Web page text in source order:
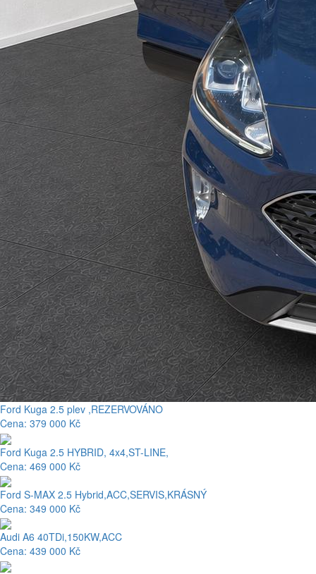
Ford Kuga 2.5 plev ,REZERVOVÁNO
Cena: 379 000 Kč
Ford Kuga 2.5 HYBRID, 4x4,ST-LINE,
Cena: 469 000 Kč
Ford S-MAX 2.5 Hybrid,ACC,SERVIS,KRÁSNÝ
Cena: 349 000 Kč
Audi A6 40TDi,150KW,ACC
Cena: 439 000 Kč